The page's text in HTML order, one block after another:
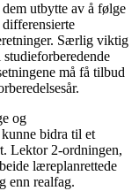
utbytte av å følge
Særlig viktig
må få tilbud
og
bidra til et
Lektor 2-ordningen,
læreplanrettede
enn realfag.